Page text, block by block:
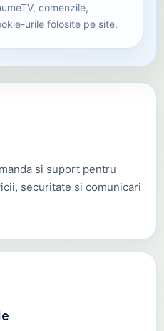
comenzile,
urile folosite pe site.
si suport pentru
securitate si comunicari